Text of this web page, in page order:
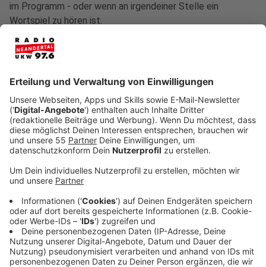
im Programm - oder wenn an irgendeiner Stelle ein
Wortspiel zu hören ist.
Damit kann man mir eine Freude machen
Kreativität, Vertrauen, schönen gemeinsamen Momenten,
musikalischen Perlen, Urlaub am Meer - und: mit dem Radio!
Das nervt mich
Volle und verspätete Züge, Intoleranz, Geringschätzung,
Was ich außer Radio Neandertal unbedingt zum Leben
brauche
Musik, Radio, Freunde, Ruhe, gutes Essen, Mettbrötchen,
Zeit am Meer.
Das höre ich außer dem besten Mix